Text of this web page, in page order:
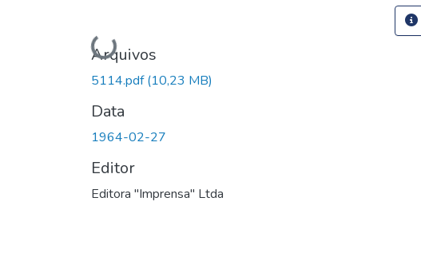
Carregando...
Arquivos
5114.pdf(10,23 MB)
Data
1964-02-27
Editor
Editora "Imprensa" Ltda